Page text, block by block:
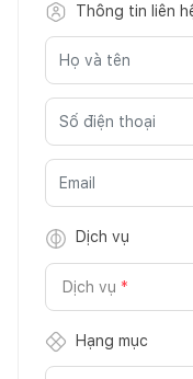
Thông tin liên
Dịch vụ
Dịch vụ *
Hạng mục